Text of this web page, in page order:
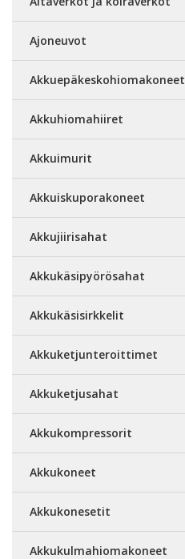
Ajoneuvot
Akkuepäkeskohiomakoneet
Akkuhiomahiiret
Akkuimurit
Akkuiskuporakoneet
Akkujiirisahat
Akkukäsipyörösahat
Akkukäsisirkkelit
Akkuketjunteroittimet
Akkuketjusahat
Akkukompressorit
Akkukoneet
Akkukonesetit
Akkukulmahiomakoneet